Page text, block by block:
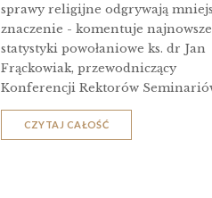
sprawy religijne odgrywają
znaczenie - komentuje najnowsze
statystyki powołaniowe ks. dr Jan
Frąckowiak, przewodniczący
Konferencji Rektorów
CZYTAJ CAŁOŚĆ